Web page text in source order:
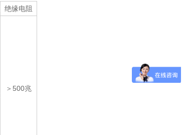
绝缘电阻
＞500兆